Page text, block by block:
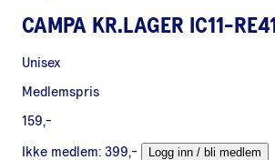
CAMPA KR.LAGER IC11-RE41
Unisex
Medlemspris
159,-
Ikke medlem: 399,- Logg inn / bli medlem